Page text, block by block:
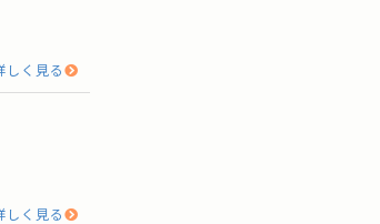
しく見る
しく見る